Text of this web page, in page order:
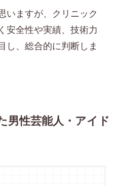
いますが、クリニック
安全性や実績、技術力
し、総合的に判断しま
男性芸能人・アイド